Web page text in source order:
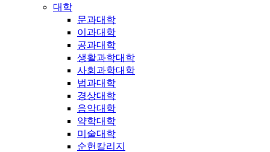
대학
문과대학
이과대학
공과대학
생활과학대학
사회과학대학
법과대학
경상대학
음악대학
약학대학
미술대학
순헌칼리지